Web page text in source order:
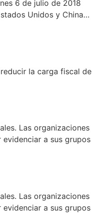
6 de julio de 2018
Unidos y China…
la carga fiscal de
Las organizaciones
a sus grupos
Las organizaciones
a sus grupos